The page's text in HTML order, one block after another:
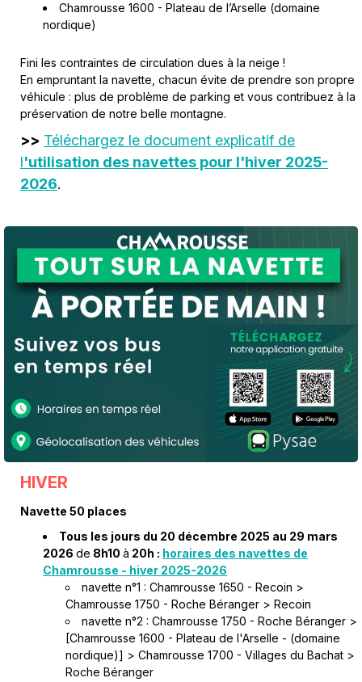
Chamrousse 1600 - Plateau de l’Arselle (domaine
nordique)
Fini les contraintes de circulation dues à la neige !
En empruntant la navette, chacun évite de prendre son propre
véhicule : plus de problème de parking et vous contribuez à la
préservation de notre belle montagne.
>> Téléchargez le document explicatif de
l'utilisation des navettes pour l'hiver 2025-
2026.
HIVER
Navette 50 places
Tous les jours du 20 décembre 2025 au 29 mars
2026 de 8h10 à 20h : horaires des navettes de
Chamrousse - hiver 2025-2026
navette n°1 : Chamrousse 1650 - Recoin >
Chamrousse 1750 - Roche Béranger > Recoin
navette n°2 : Chamrousse 1750 - Roche Béranger >
[Chamrousse 1600 - Plateau de l'Arselle - (domaine
nordique)] > Chamrousse 1700 - Villages du Bachat >
Roche Béranger